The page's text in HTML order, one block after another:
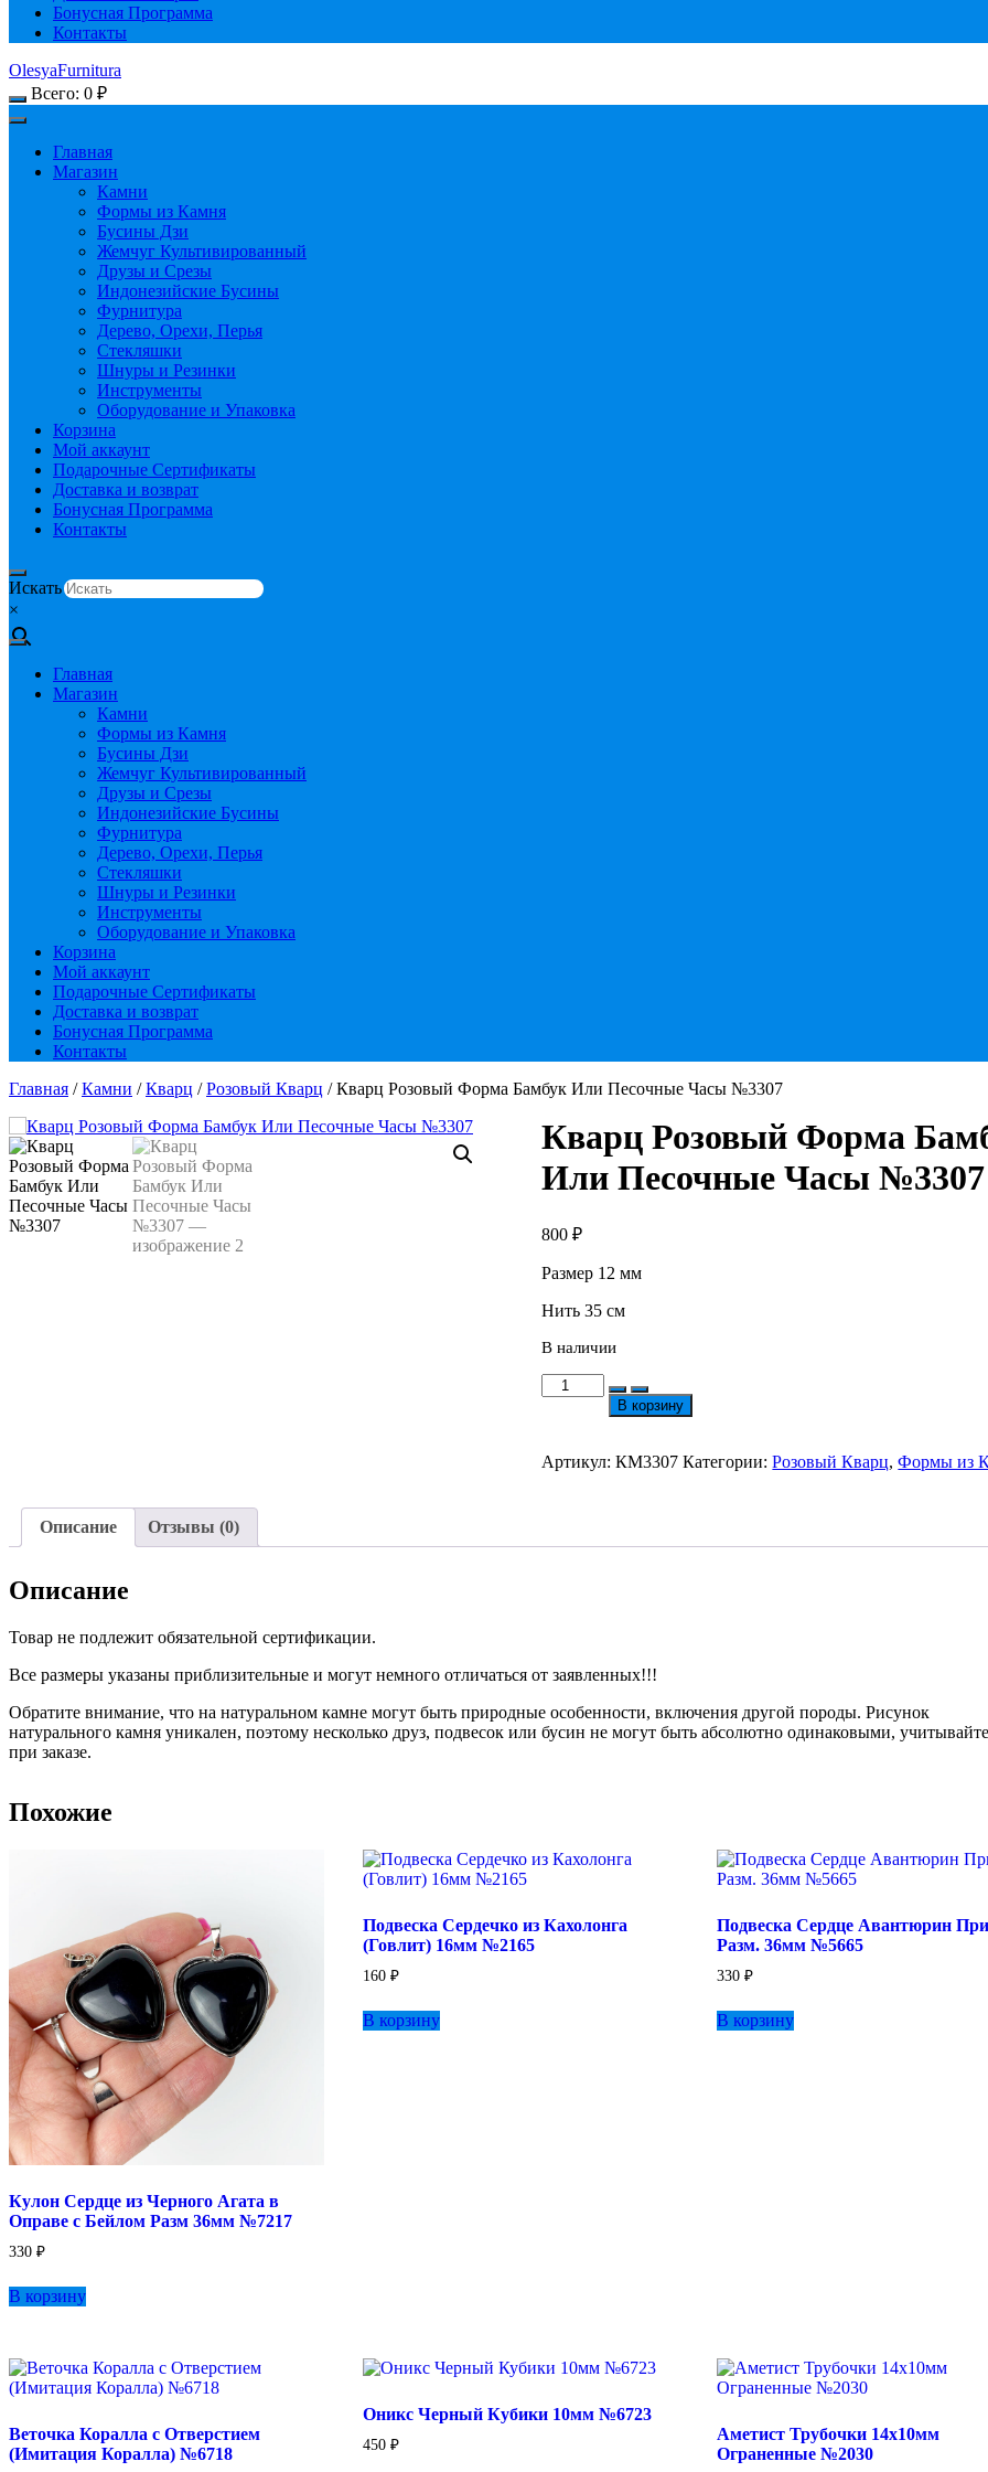
Бонусная Программа
Контакты
OlesyaFurnitura
Всего: 0 ₽
Главная
Магазин
Камни
Формы из Камня
Бусины Дзи
Жемчуг Культивированный
Друзы и Срезы
Индонезийские Бусины
Фурнитура
Дерево, Орехи, Перья
Стекляшки
Шнуры и Резинки
Инструменты
Оборудование и Упаковка
Корзина
Мой аккаунт
Подарочные Сертификаты
Доставка и возврат
Бонусная Программа
Контакты
Искать
×
Главная
Магазин
Камни
Формы из Камня
Бусины Дзи
Жемчуг Культивированный
Друзы и Срезы
Индонезийские Бусины
Фурнитура
Дерево, Орехи, Перья
Стекляшки
Шнуры и Резинки
Инструменты
Оборудование и Упаковка
Корзина
Мой аккаунт
Подарочные Сертификаты
Доставка и возврат
Бонусная Программа
Контакты
Главная /Камни /Кварц /Розовый Кварц / Кварц Розовый Форма Бамбук Или Песочные Часы №3307
Кварц Розовый Форма
Или Песочные Часы №3307
800₽
Размер 12 мм
Нить 35 см
В наличии
Количество
товара
Форма
В корзину
Артикул:КМ3307 Категории:Розовый Кварц,Формы из
Описание Отзывы (0)
Описание
Товар не подлежит обязательной сертификации.
Все размеры указаны приблизительные и могут немного отличаться от заявленных!!!
Обратите внимание, что на натуральном камне могут быть природные особенности, включения другой породы. Рисунок
натурального камня уникален, поэтому несколько друз, подвесок или бусин не могут быть абсолютно одинаковыми,
при заказе.
Похожие
Кулон Сердце из Черного Агата в
Оправе с Бейлом Разм 36мм №7217
330 ₽
В корзину
Подвеска Сердечко из Кахолонга
(Говлит) 16мм №2165
160₽
В корзину
Подвеска Сердце Авантюрин
Разм. 36мм №5665
330₽
В корзину
Веточка Коралла с Отверстием
(Имитация Коралла) №6718
Оникс Черный Кубики 10мм №6723
450₽
Аметист Трубочки 14х10мм
Ограненные №2030